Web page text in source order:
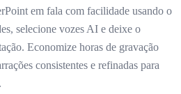
em fala com facilidade usando o
selecione vozes AI e deixe o
Economize horas de gravação
consistentes e refinadas para